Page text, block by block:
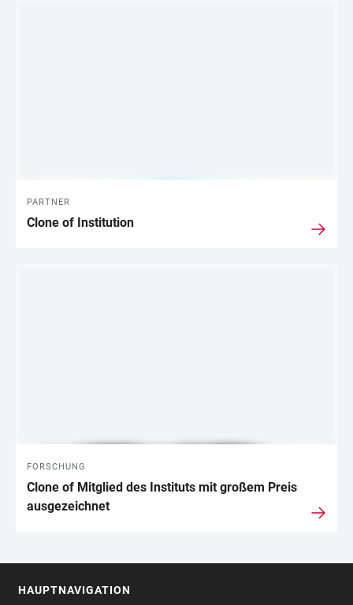
PARTNER
Clone of Institution
FORSCHUNG
Clone of Mitglied des Instituts mit großem Preis
ausgezeichnet
HAUPTNAVIGATION